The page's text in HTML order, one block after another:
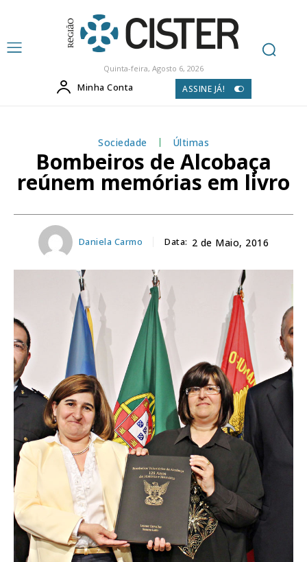
Quinta-feira, Agosto 6, 2026
Minha Conta ASSINE JÁ!
Sociedade Últimas
Bombeiros de Alcobaça
reúnem memórias em livro
Daniela Carmo Data: 2 de Maio, 2016